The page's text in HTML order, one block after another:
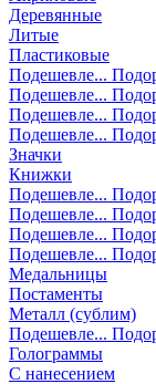
Деревянные
Литые
Пластиковые
Подешевле...
Подешевле...
Подешевле...
Подешевле...
Значки
Книжки
Подешевле...
Подешевле...
Подешевле...
Подешевле...
Медальницы
Постаменты
Металл (сублим)
Подешевле...
Голограммы
С нанесением